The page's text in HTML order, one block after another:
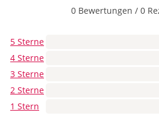
0 Bewertungen / 0
5 Sterne
4 Sterne
3 Sterne
2 Sterne
1 Stern